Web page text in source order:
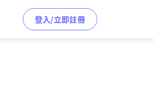
登入/立即註冊